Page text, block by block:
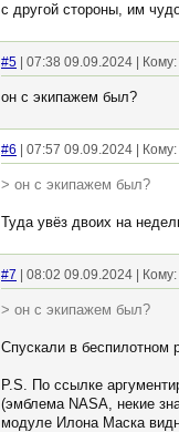
с другой стороны, им
#5 | 07:38 09.09.2024 |
он с экипажем был?
#6 | 07:57 09.09.2024 | Кому:
> он с экипажем был?
Туда увёз двоих на
#7 | 08:02 09.09.2024 | Кому:
> он с экипажем был?
Спускали в беспилотном
P.S. По ссылке
(эмблема NASA, некие
модуле Илона Маска